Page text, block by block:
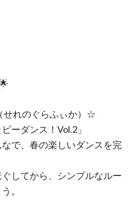
せれのぐらふぃか）☆
ーダンス！Vol.2」
で、春の楽しいダンスを完
してから、シンプルなルー
。